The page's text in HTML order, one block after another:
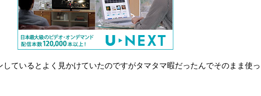
しているとよく見かけていたのですがタマタマ暇だったんでそのまま使っ